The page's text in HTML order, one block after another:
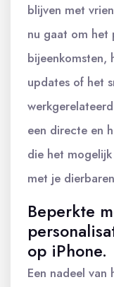
blijven met
nu gaat om het
bijeenkomsten,
updates of het
een directe en
die het
met je
Beperkte
op iPhone.
Een nadeel